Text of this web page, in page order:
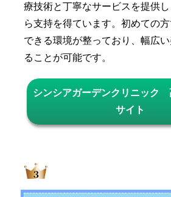
療技術と丁寧なサービスを提供
ら支持を得ています。初めての
できる環境が整っており、幅広
ることが可能です。
シンシアガーデンクリニック
サイト